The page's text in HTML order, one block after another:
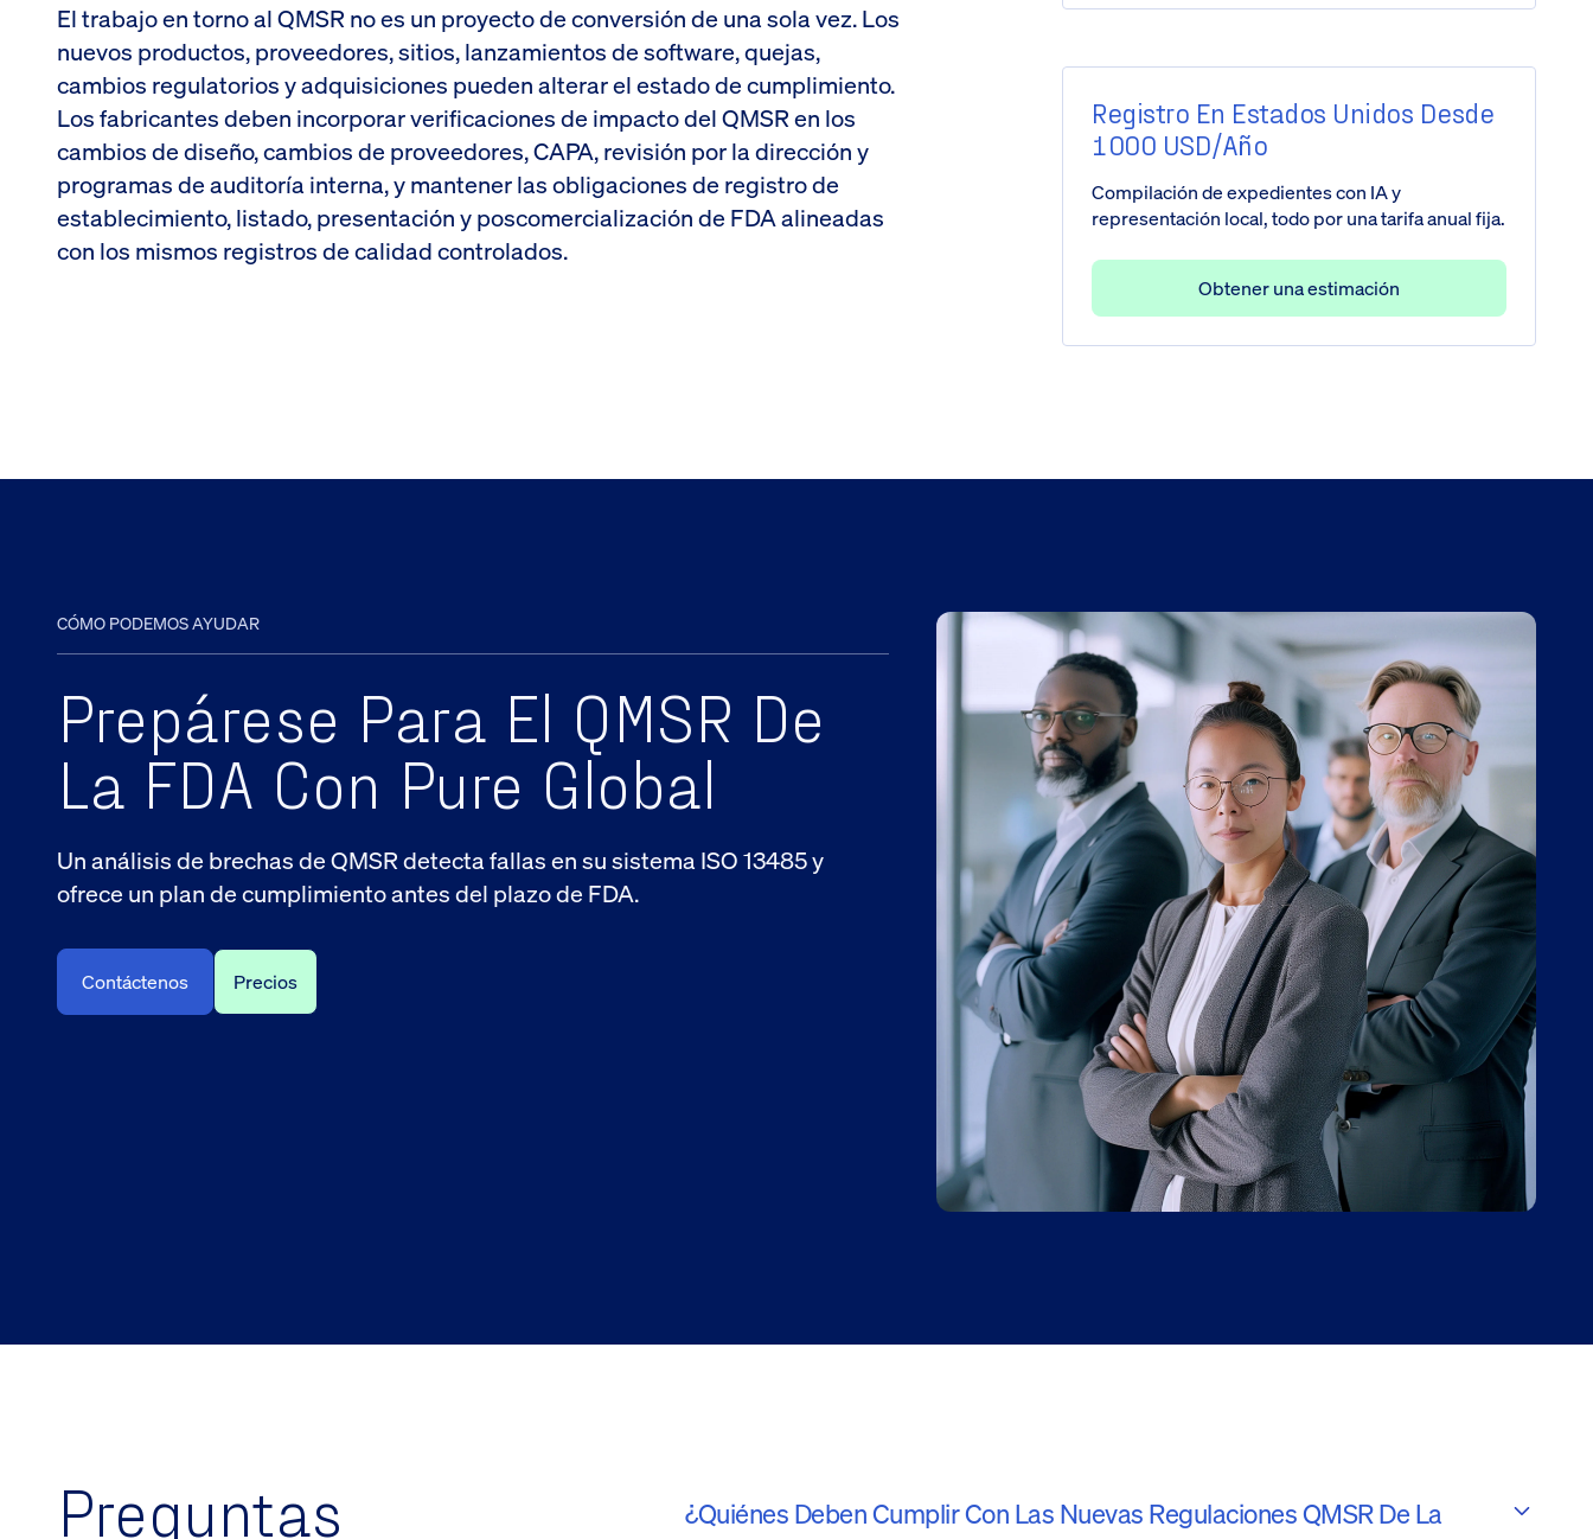
El trabajo en torno al QMSR no es un proyecto de conversión de una sola vez. Los
nuevos productos, proveedores, sitios, lanzamientos de software, quejas,
cambios regulatorios y adquisiciones pueden alterar el estado de cumplimiento.
Los fabricantes deben incorporar verificaciones de impacto del QMSR en los
cambios de diseño, cambios de proveedores, CAPA, revisión por la dirección y
programas de auditoría interna, y mantener las obligaciones de registro de
establecimiento, listado, presentación y poscomercialización de FDA alineadas
con los mismos registros de calidad controlados.
Registro En Estados Unidos Desde
1000 USD/año
Compilación de expedientes con IA y
representación local, todo por una tarifa anual fija.
Obtener una estimación
CÓMO PODEMOS AYUDAR
Prepárese Para El QMSR De
La FDA Con Pure Global
Un análisis de brechas de QMSR detecta fallas en su sistema ISO 13485 y
ofrece un plan de cumplimiento antes del plazo de FDA.
Contáctenos Precios
Preguntas
¿Quiénes Deben Cumplir Con Las Nuevas Regulaciones QMSR De La